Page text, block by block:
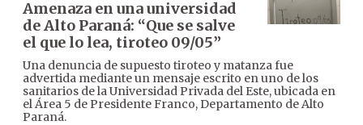
Amenaza en una universidad
de Alto Paraná: “Que se salve
el que lo lea, tiroteo 09/05”
Una denuncia de supuesto tiroteo y matanza fue
advertida mediante un mensaje escrito en uno de los
sanitarios de la Universidad Privada del Este, ubicada en
el Área 5 de Presidente Franco, Departamento de Alto
Paraná.